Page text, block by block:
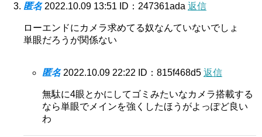
匿名 2022.10.09 13:51 ID：247361ada 返信
ローエンドにカメラ求めてる奴なんていないでしょ
単眼だろうが関係ない
匿名 2022.10.09 22:22 ID：815f468d5 返信
無駄に4眼とかにしてゴミみたいなカメラ搭載する
なら単眼でメインを強くしたほうがよっぽど良い
わ